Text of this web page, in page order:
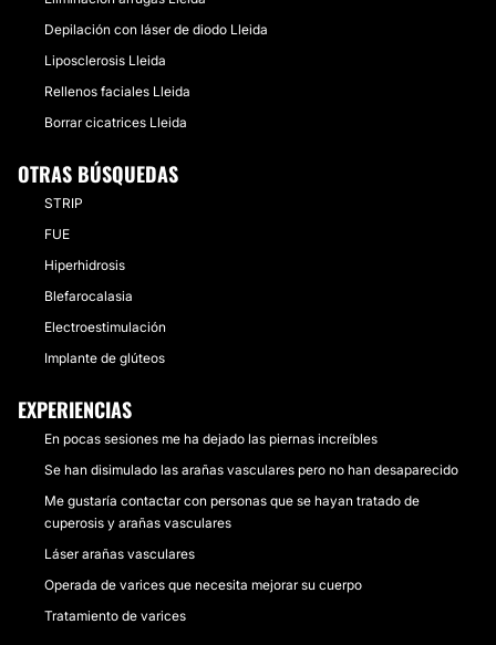
Depilación con láser de diodo Lleida
Liposclerosis Lleida
Rellenos faciales Lleida
Borrar cicatrices Lleida
OTRAS BÚSQUEDAS
STRIP
FUE
Hiperhidrosis
Blefarocalasia
Electroestimulación
Implante de glúteos
EXPERIENCIAS
En pocas sesiones me ha dejado las piernas increíbles
Se han disimulado las arañas vasculares pero no han desaparecido
Me gustaría contactar con personas que se hayan tratado de
cuperosis y arañas vasculares
Láser arañas vasculares
Operada de varices que necesita mejorar su cuerpo
Tratamiento de varices